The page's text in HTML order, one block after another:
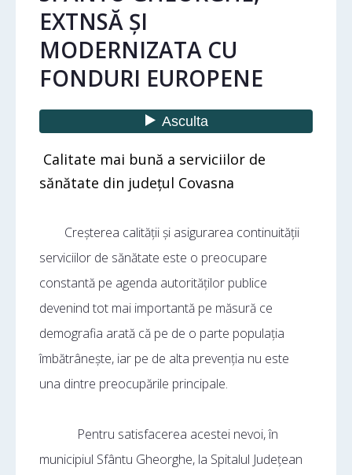
EXTNSĂ ȘI
MODERNIZATA CU
FONDURI EUROPENE
Calitate mai bună a serviciilor de
sănătate din județul Covasna
Creșterea calității și asigurarea continuității
serviciilor de sănătate este o preocupare
constantă pe agenda autorităților publice
devenind tot mai importantă pe măsură ce
demografia arată că pe de o parte populația
îmbătrânește, iar pe de alta prevenția nu este
una dintre preocupările principale.
Pentru satisfacerea acestei nevoi, în
municipiul Sfântu Gheorghe, la Spitalul Județean